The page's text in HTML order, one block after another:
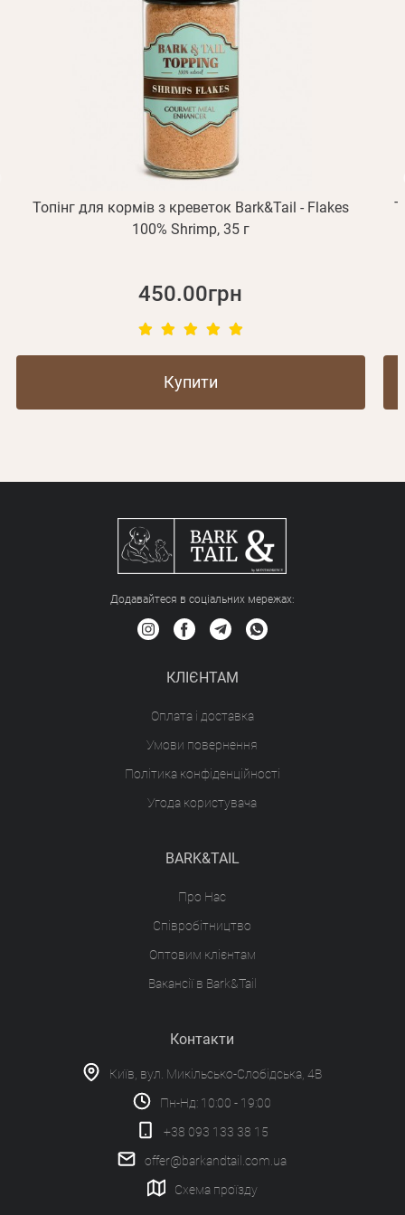
Топінг для кормів з креветок Bark&Tail - Flakes
100% Shrimp, 35 г
450.00грн
Купити
Додавайтеся в соціальних мережах:
КЛІЄНТАМ
Оплата і доставка
Умови повернення
Політика конфіденційності
Угода користувача
BARK&TAIL
Про Нас
Співробітництво
Оптовим клієнтам
Вакансії в Bark&Tail
Контакти
Київ, вул. Микільсько-Слобідська, 4В
Пн-Нд: 10:00 - 19:00
+38 093 133 38 15
offer@barkandtail.com.ua
Схема проїзду
Відправити
Реєстрація
або з допомогою
Отримувати повідомлення про новинки, знижки, акції
Зареєструватися
Відправити
Згадали пароль?
Не прийшов лист?Повторити відправку
обліковий запис не підтверджена